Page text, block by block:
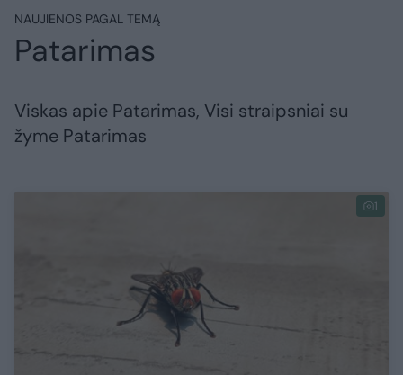
NAUJIENOS PAGAL TEMĄ
Patarimas
Viskas apie Patarimas, Visi straipsniai su
žyme Patarimas
1